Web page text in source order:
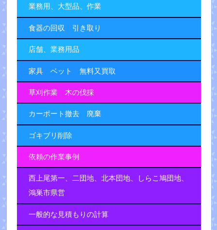
業務用、大型品、作業
食器の回収 引き取り
店舗、業務用品
家具 ベット 無料又買取
草刈作業 木の伐採
カーポート撤去 廃棄
ゴキブリ削除
依頼の作業事例
西上尾第一、二団地、北本団地、しらこ鳩団地、
鴻巣市県営
一般的な見積もりの計算